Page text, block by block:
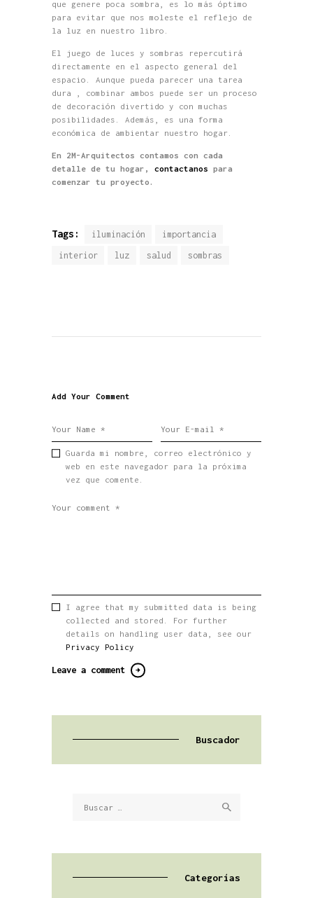
que genere poca sombra, es lo más óptimo
para evitar que nos moleste el reflejo de
la luz en nuestro libro.
El juego de luces y sombras repercutirá
directamente en el aspecto general del
espacio. Aunque pueda parecer una tarea
dura , combinar ambos puede ser un proceso
de decoración divertido y con muchas
posibilidades. Además, es una forma
económica de ambientar nuestro hogar.
En 2M-Arquitectos contamos con cada
detalle de tu hogar, contactanos para
comenzar tu proyecto.
Tags: iluminación importancia
interior luz salud sombras
Add Your Comment
Guarda mi nombre, correo electrónico y
web en este navegador para la próxima
vez que comente.
I agree that my submitted data is being
collected and stored. For further
details on handling user data, see our
Privacy Policy
Buscador
Categorías